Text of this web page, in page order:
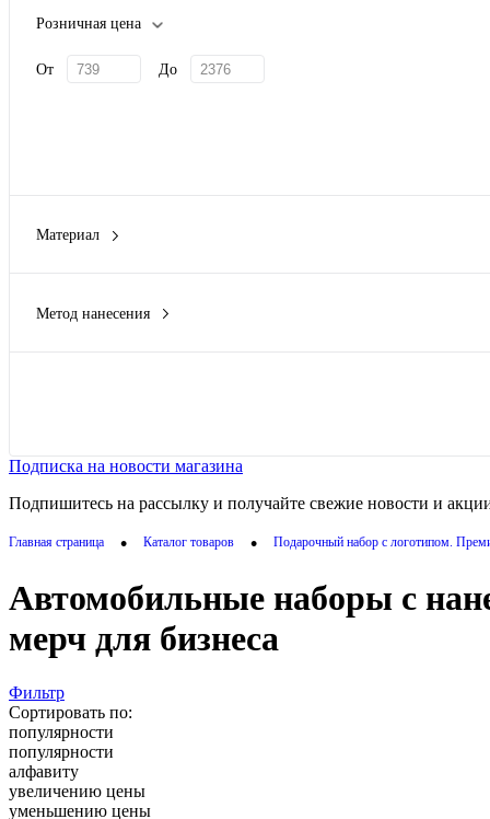
Розничная цена
От До
Материал
нержавеющая сталь, бамбук
расческа, пилка для ногтей - бамбук, бальзам для губ -
Метод нанесения
Металлостикер(5)
Подписка на новости магазина
Подпишитесь на рассылку и получайте свежие новости и
Главная страница • Каталог товаров • Подарочный набор с логотипом.
Автомобильные наборы с
мерч для бизнеса
Фильтр
Сортировать по:
популярности
популярности
алфавиту
увеличению цены
уменьшению цены